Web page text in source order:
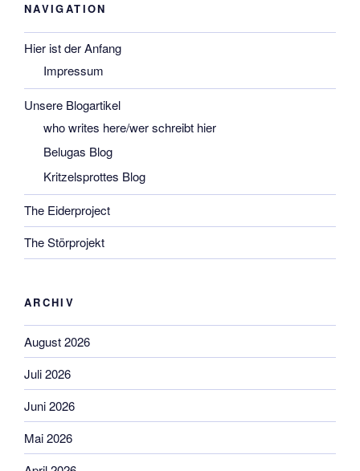
NAVIGATION
Hier ist der Anfang
Impressum
Unsere Blogartikel
who writes here/wer schreibt hier
Belugas Blog
Kritzelsprottes Blog
The Eiderproject
The Störprojekt
ARCHIV
August 2026
Juli 2026
Juni 2026
Mai 2026